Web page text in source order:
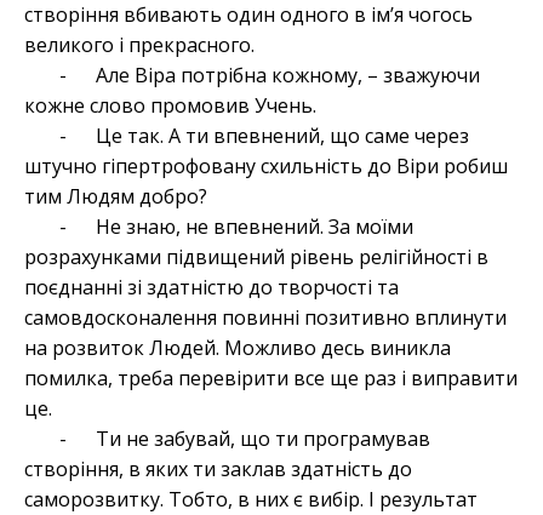
створіння вбивають один одного в ім’я чогось
великого і прекрасного.
- Але Віра потрібна кожному, – зважуючи
кожне слово промовив Учень.
- Це так. А ти впевнений, що саме через
штучно гіпертрофовану схильність до Віри робиш
тим Людям добро?
- Не знаю, не впевнений. За моїми
розрахунками підвищений рівень релігійності в
поєднанні зі здатністю до творчості та
самовдосконалення повинні позитивно вплинути
на розвиток Людей. Можливо десь виникла
помилка, треба перевірити все ще раз і виправити
це.
- Ти не забувай, що ти програмував
створіння, в яких ти заклав здатність до
саморозвитку. Тобто, в них є вибір. І результат